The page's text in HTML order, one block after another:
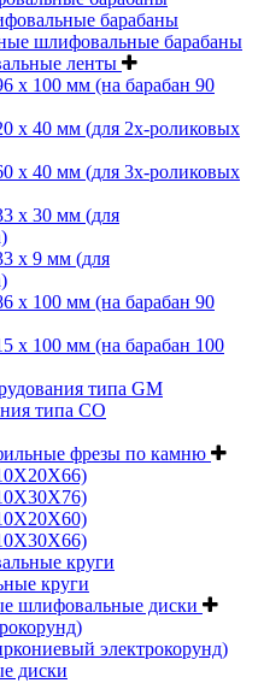
барабаны
шлифовальные барабаны
ленты
х 100 мм (на барабан 90
х 40 мм (для 2х-роликовых
х 40 мм (для 3х-роликовых
х 30 мм (для
х 9 мм (для
х 100 мм (на барабан 90
х 100 мм (на барабан 100
типа GM
типа СО
фрезы по камню
круги
круги
шлифовальные диски
электрокорунд)
диски